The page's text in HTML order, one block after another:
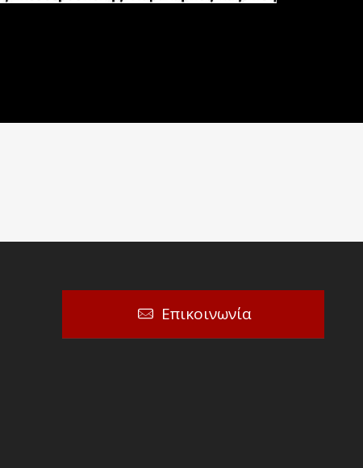
Επικοινωνία